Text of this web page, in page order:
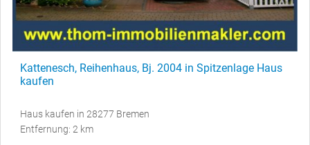
Kattenesch, Reihenhaus, Bj. 2004 in Spitzenlage Haus
kaufen
Haus kaufen in 28277 Bremen
Entfernung: 2 km